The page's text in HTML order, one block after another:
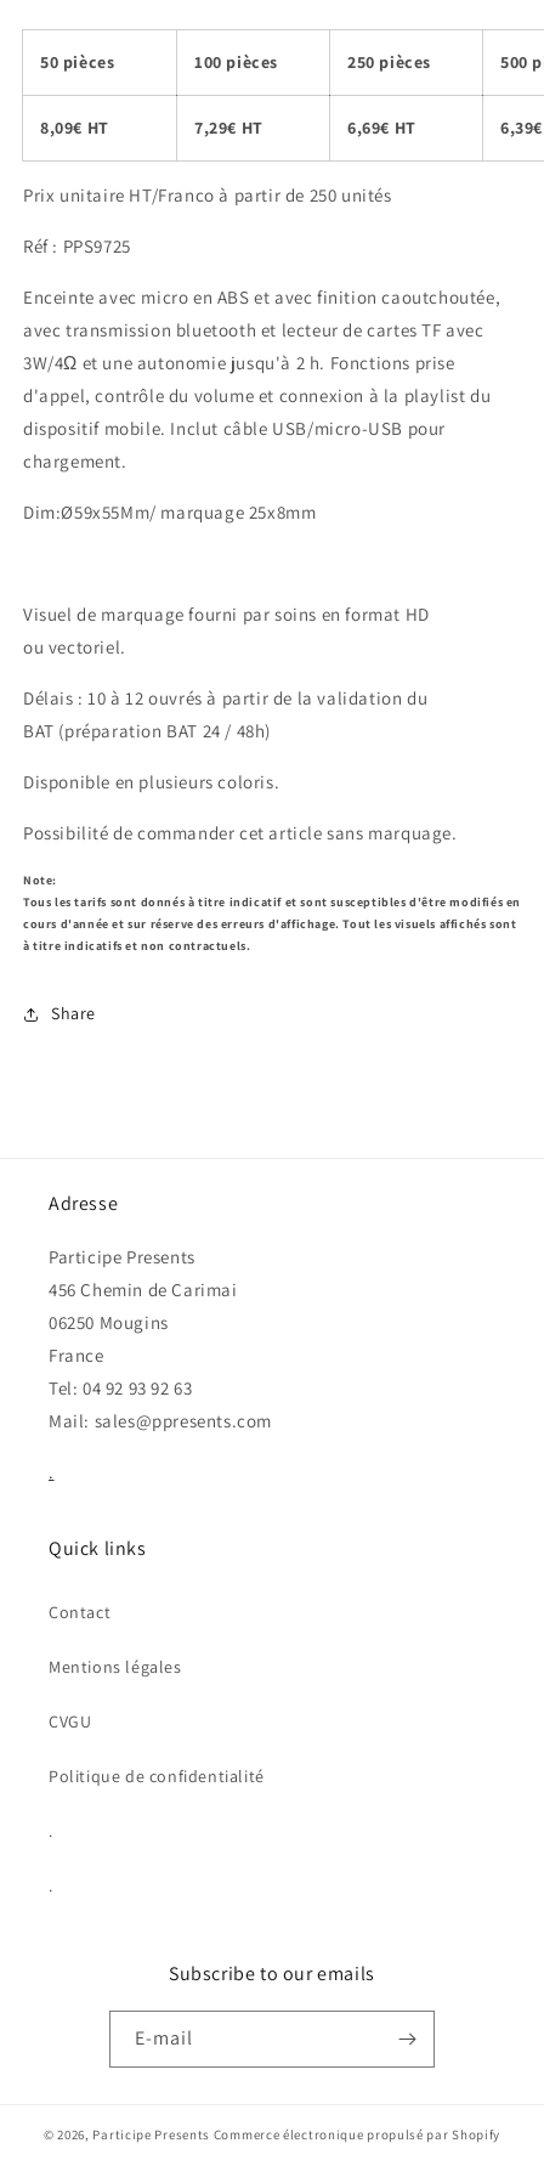
50 pièces 100 pièces 250 pièces 500
8,09€ HT 7,29€ HT 6,69€ HT
Prix unitaire HT/Franco à partir de 250 unités
Réf : PPS9725
Enceinte avec micro en ABS et avec finition caoutchoutée,
avec transmission bluetooth et lecteur de cartes TF avec
3W/4Ω et une autonomie jusqu'à 2 h. Fonctions prise
d'appel, contrôle du volume et connexion à la playlist du
dispositif mobile. Inclut câble USB/micro-USB pour
chargement.
Dim:Ø59x55Mm/ marquage 25x8mm
Visuel de marquage fourni par soins en format HD
ou vectoriel.
Délais : 10 à 12 ouvrés à partir de la validation du
BAT (préparation BAT 24 / 48h)
Disponible en plusieurs coloris.
Possibilité de commander cet article sans marquage.
Note:
Tous les tarifs sont donnés à titre indicatif et sont susceptibles d'être modifiés en
cours d'année et sur réserve des erreurs d'affichage. Tout les visuels affichés sont
à titre indicatifs et non contractuels.
Share
Adresse
Participe Presents
456 Chemin de Carimai
06250 Mougins
France
Tel: 04 92 93 92 63
Mail: sales@ppresents.com
.
Quick links
Contact
Mentions légales
CVGU
Politique de confidentialité
.
.
Subscribe to our emails
E-mail
© 2026, Participe Presents Commerce électronique propulsé par Shopify